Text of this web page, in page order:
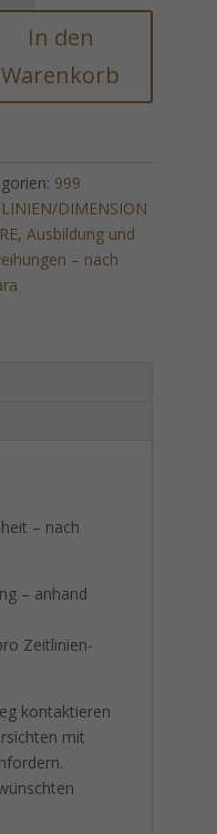
In den
Warenkorb
999
DIMENSION
,Ausbildung und
– nach
– nach
– anhand
Zeitlinien-
kontaktieren
mit